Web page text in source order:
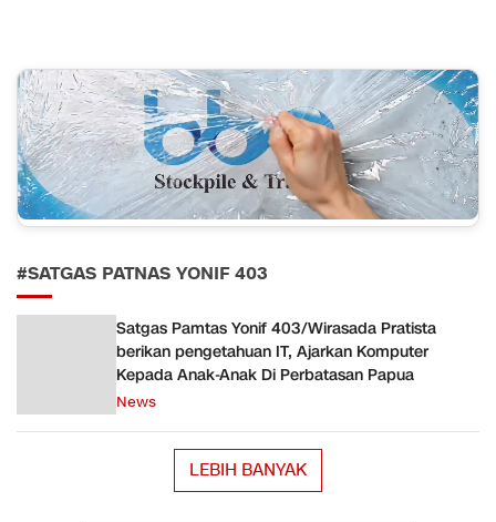
#SATGAS PATNAS YONIF 403
Satgas Pamtas Yonif 403/Wirasada Pratista
berikan pengetahuan IT, Ajarkan Komputer
Kepada Anak-Anak Di Perbatasan Papua
News
LEBIH BANYAK